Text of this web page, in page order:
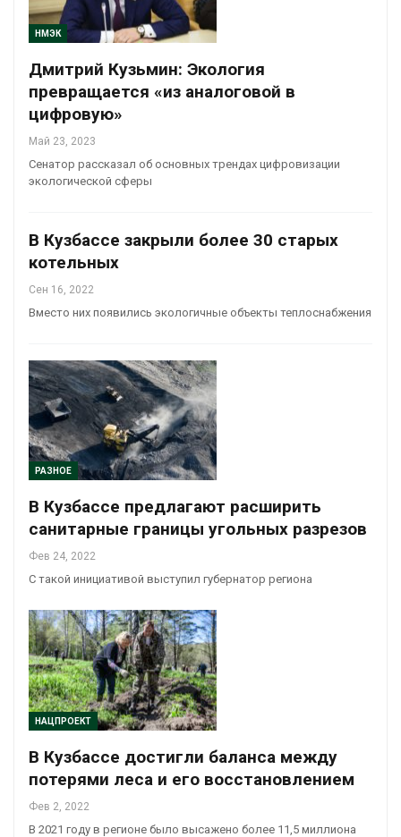
НМЭК
Дмитрий Кузьмин: Экология
превращается «из аналоговой в
цифровую»
Май 23, 2023
Сенатор рассказал об основных трендах цифровизации
экологической сферы
В Кузбассе закрыли более 30 старых
котельных
Сен 16, 2022
Вместо них появились экологичные объекты теплоснабжения
РАЗНОЕ
В Кузбассе предлагают расширить
санитарные границы угольных разрезов
Фев 24, 2022
С такой инициативой выступил губернатор региона
НАЦПРОЕКТ
В Кузбассе достигли баланса между
потерями леса и его восстановлением
Фев 2, 2022
В 2021 году в регионе было высажено более 11,5 миллиона